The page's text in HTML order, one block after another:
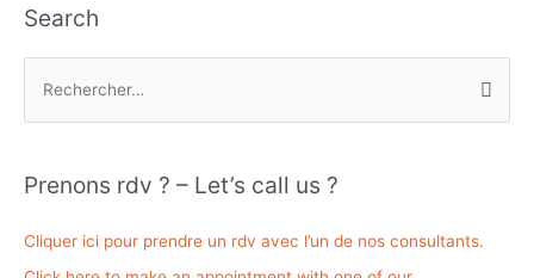
Search
r
Prenons rdv ? – Let’s call us ?
Cliquer ici pour prendre un rdv avec l’un de nos consultants.